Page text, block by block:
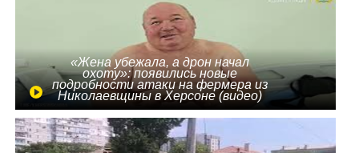
«Жена убежала, а дрон начал
охоту»: появились новые
подробности атаки на фермера из
Николаевщины в Херсоне (видео)